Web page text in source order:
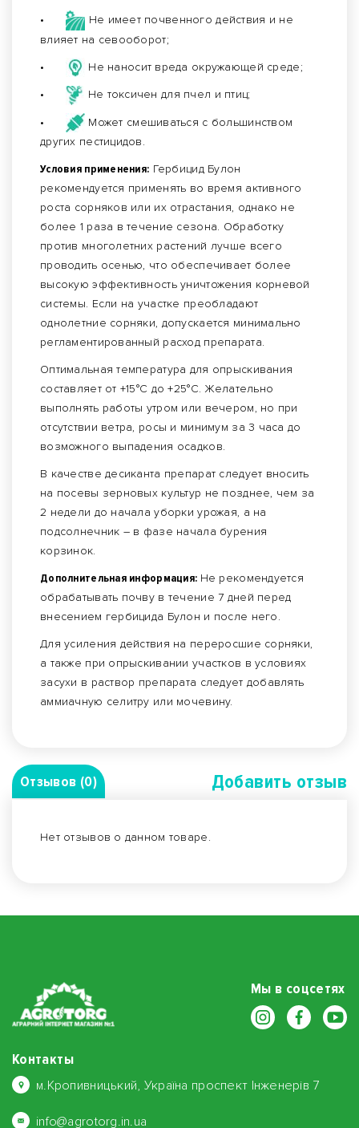
•
Не имеет почвенного действия и не
влияет на севооборот;
•
Не наносит вреда окружающей среде;
• Не токсичен для пчел и птиц;
•
Может смешиваться с большинством
других пестицидов.
Условия применения: Гербицид Булон
рекомендуется применять во время активного
роста сорняков или их отрастания, однако не
более 1 раза в течение сезона. Обработку
против многолетних растений лучше всего
проводить осенью, что обеспечивает более
высокую эффективность уничтожения корневой
системы. Если на участке преобладают
однолетние сорняки, допускается минимально
регламентированный расход препарата.
Оптимальная температура для опрыскивания
составляет от +15°С до +25°С. Желательно
выполнять работы утром или вечером, но при
отсутствии ветра, росы и минимум за 3 часа до
возможного выпадения осадков.
В качестве десиканта препарат следует вносить
на посевы зерновых культур не позднее, чем за
2 недели до начала уборки урожая, а на
подсолнечник – в фазе начала бурения
корзинок.
Дополнительная информация: Не рекомендуется
обрабатывать почву в течение 7 дней перед
внесением гербицида Булон и после него.
Для усиления действия на переросшие сорняки,
а также при опрыскивании участков в условиях
засухи в раствор препарата следует добавлять
аммиачную селитру или мочевину.
Отзывов (0) Добавить отзыв
Нет отзывов о данном товаре.
Мы в соцсетях
Контакты
м.Кропивницький, Україна проспект Інженерів 7
info@agrotorg.in.ua